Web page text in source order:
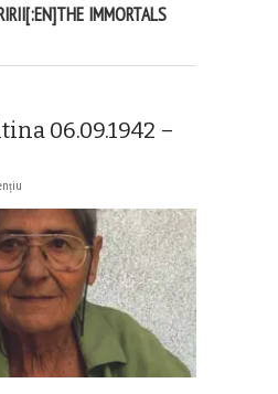
IMMORTALS
06.09.1942 –